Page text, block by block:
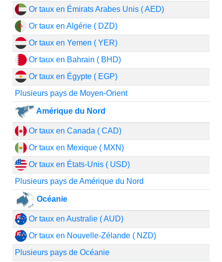
Or taux en Émirats Arabes Unis ( AED)
Or taux en Algérie ( DZD)
Or taux en Yemen ( YER)
Or taux en Bahrain ( BHD)
Or taux en Égypte ( EGP)
Plusieurs pays de Moyen-Orient
Amérique du Nord
Or taux en Canada ( CAD)
Or taux en Mexique ( MXN)
Or taux en États-Unis ( USD)
Plusieurs pays de Amérique du Nord
Océanie
Or taux en Australie ( AUD)
Or taux en Nouvelle-Zélande ( NZD)
Plusieurs pays de Océanie